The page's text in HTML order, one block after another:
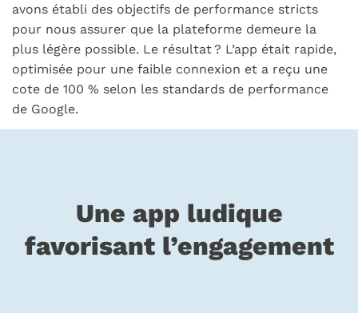
avons établi des objectifs de performance stricts
pour nous assurer que la plateforme demeure la
plus légère possible. Le résultat ? L’app était rapide,
optimisée pour une faible connexion et a reçu une
cote de 100 % selon les standards de performance
de Google.
Une app ludique
favorisant l’engagement